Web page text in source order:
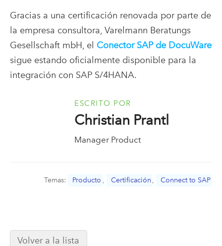
Gracias a una certificación renovada por parte de
la empresa consultora, Varelmann Beratungs
Gesellschaft mbH, el Conector SAP de DocuWare
sigue estando oficialmente disponible para la
integración con SAP S/4HANA.
ESCRITO POR
Christian Prantl
Manager Product
Temas: Producto Certificación Connect to SAP
Volver a la lista